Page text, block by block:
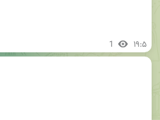
1 ۱۹:۵